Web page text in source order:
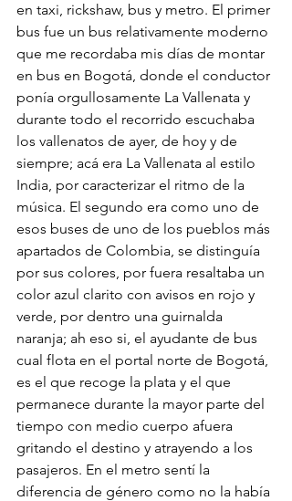
en taxi, rickshaw, bus y metro. El primer
bus fue un bus relativamente moderno
que me recordaba mis días de montar
en bus en Bogotá, donde el conductor
ponía orgullosamente La Vallenata y
durante todo el recorrido escuchaba
los vallenatos de ayer, de hoy y de
siempre; acá era La Vallenata al estilo
India, por caracterizar el ritmo de la
música. El segundo era como uno de
esos buses de uno de los pueblos más
apartados de Colombia, se distinguía
por sus colores, por fuera resaltaba un
color azul clarito con avisos en rojo y
verde, por dentro una guirnalda
naranja; ah eso si, el ayudante de bus
cual flota en el portal norte de Bogotá,
es el que recoge la plata y el que
permanece durante la mayor parte del
tiempo con medio cuerpo afuera
gritando el destino y atrayendo a los
pasajeros. En el metro sentí la
diferencia de género como no la había